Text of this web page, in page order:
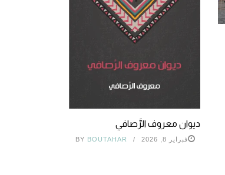
ديوان معروف الرَّصافي
فبراير 8, 2026 BY BOUTAHAR